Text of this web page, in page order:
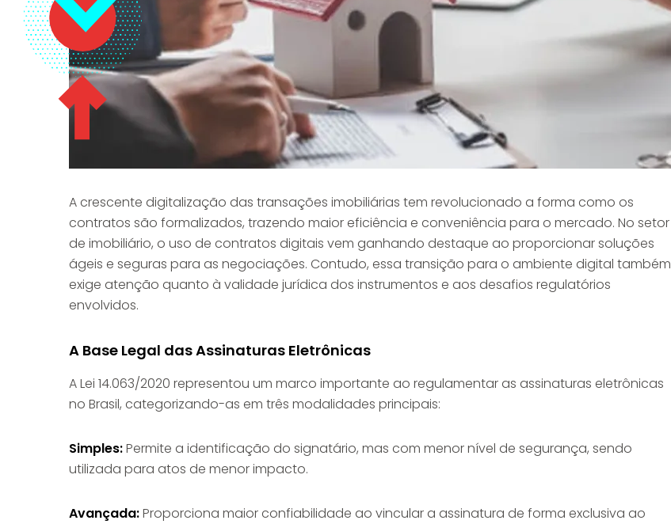
A crescente digitalização das transações imobiliárias tem revolucionado a forma como os
contratos são formalizados, trazendo maior eficiência e conveniência para o mercado. No setor
de imobiliário, o uso de contratos digitais vem ganhando destaque ao proporcionar soluções
ágeis e seguras para as negociações. Contudo, essa transição para o ambiente digital também
exige atenção quanto à validade jurídica dos instrumentos e aos desafios regulatórios
envolvidos.
A Base Legal das Assinaturas Eletrônicas
A Lei 14.063/2020 representou um marco importante ao regulamentar as assinaturas eletrônicas
no Brasil, categorizando-as em três modalidades principais:
Simples:Permite a identificação do signatário, mas com menor nível de segurança, sendo
utilizada para atos de menor impacto.
Avançada:Proporciona maior confiabilidade ao vincular a assinatura de forma exclusiva ao